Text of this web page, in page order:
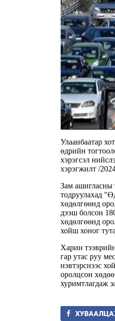
Улаанбаатар
өдрийн
хэрэгсэл
хэрэгжилт /
Зам ашигласны
тодруулахад
хөдөлгөөнд
дээш болсон
хөдөлгөөнд
хойш хоног
Харин
гар утас руу
нэвтэрснээс
оролцсон
хуримтлагдаж